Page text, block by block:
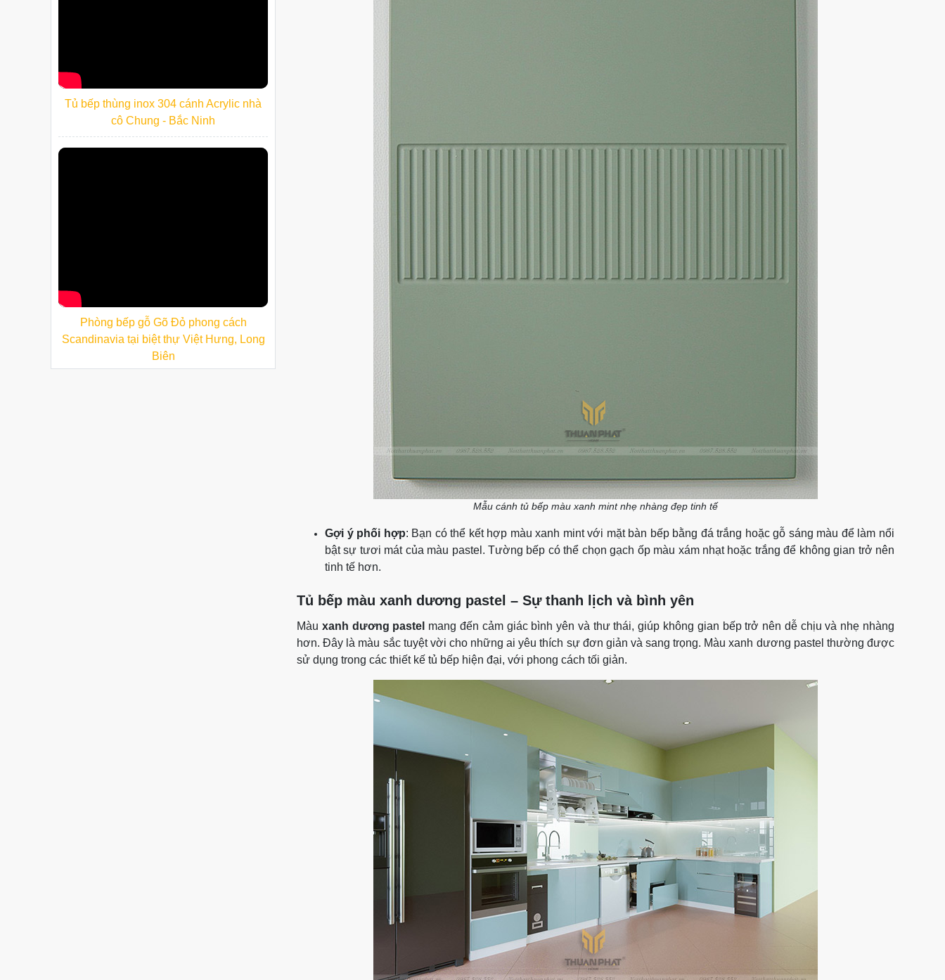
Mẫu cánh tủ bếp màu xanh mint nhẹ nhàng đẹp tinh tế
Gợi ý phối hợp: Bạn có thể kết hợp màu xanh mint với mặt bàn bếp bằng đá trắng hoặc gỗ sáng màu để làm nổi
bật sự tươi mát của màu pastel. Tường bếp có thể chọn gạch ốp màu xám nhạt hoặc trắng để không gian trở nên
tinh tế hơn.
Tủ bếp màu xanh dương pastel – Sự thanh lịch và bình yên
Màu xanh dương pastel mang đến cảm giác bình yên và thư thái, giúp không gian bếp trở nên dễ chịu và nhẹ nhàng
hơn. Đây là màu sắc tuyệt vời cho những ai yêu thích sự đơn giản và sang trọng. Màu xanh dương pastel thường được
sử dụng trong các thiết kế tủ bếp hiện đại, với phong cách tối giản.
Tủ bếp thùng inox 304 cánh Acrylic nhà
cô Chung - Bắc Ninh
Phòng bếp gỗ Gõ Đỏ phong cách
Scandinavia tại biệt thự Việt Hưng, Long
Biên